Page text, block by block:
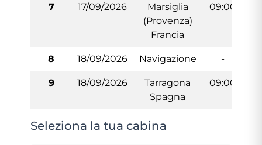
7 17/09/2026
Marsiglia
(Provenza)
Francia
09:00
8 18/09/2026 Navigazione -
9 18/09/2026
Tarragona
Spagna
09:00
Seleziona la tua cabina